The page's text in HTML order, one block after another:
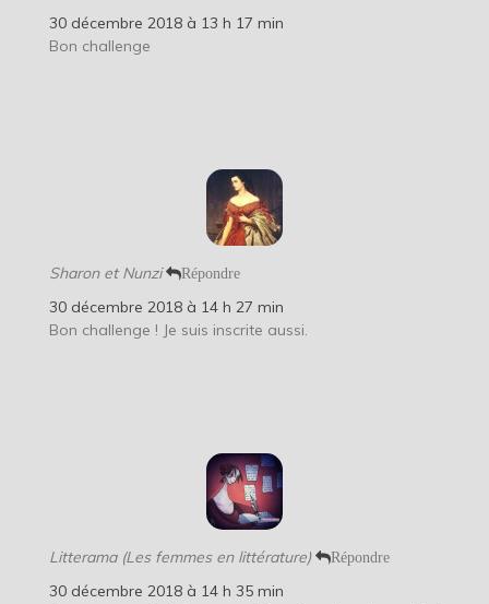
30 décembre 2018 à 13 h 17 min
Bon challenge
Sharon et Nunzi Répondre
30 décembre 2018 à 14 h 27 min
Bon challenge ! Je suis inscrite aussi.
Litterama (Les femmes en littérature) Répondre
30 décembre 2018 à 14 h 35 min